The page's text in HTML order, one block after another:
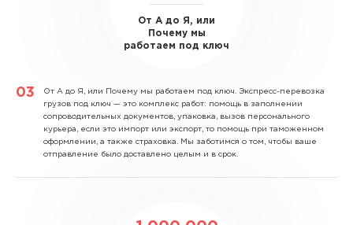
От А до Я, или
Почему мы
работаем под ключ
От А до Я, или Почему мы работаем под ключ. Экспресс-перевозка
грузов под ключ — это комплекс работ: помощь в заполнении
сопроводительных документов, упаковка, вызов персонального
курьера, если это импорт или экспорт, то помощь при таможенном
оформлении, а также страховка. Мы заботимся о том, чтобы ваше
отправление было доставлено целым и в срок.